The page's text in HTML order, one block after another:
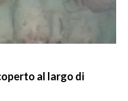
al largo di